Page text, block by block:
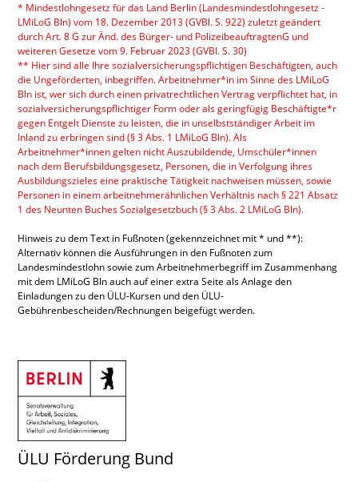
* Mindestlohngesetz für das Land Berlin (Landesmindestlohngesetz -
LMiLoG Bln) vom 18. Dezember 2013 (GVBl. S. 922) zuletzt geändert
durch Art. 8 G zur Änd. des Bürger- und PolizeibeauftragtenG und
weiteren Gesetze vom 9. Februar 2023 (GVBl. S. 30)
** Hier sind alle Ihre sozialversicherungspflichtigen Beschäftigten, auch
die Ungeförderten, inbegriffen. Arbeitnehmer*in im Sinne des LMiLoG
Bln ist, wer sich durch einen privatrechtlichen Vertrag verpflichtet hat, in
sozialversicherungspflichtiger Form oder als geringfügig Beschäftigte*r
gegen Entgelt Dienste zu leisten, die in unselbstständiger Arbeit im
Inland zu erbringen sind (§ 3 Abs. 1 LMiLoG Bln). Als
Arbeitnehmer*innen gelten nicht Auszubildende, Umschüler*innen
nach dem Berufsbildungsgesetz, Personen, die in Verfolgung ihres
Ausbildungszieles eine praktische Tätigkeit nachweisen müssen, sowie
Personen in einem arbeitnehmerähnlichen Verhältnis nach § 221 Absatz
1 des Neunten Buches Sozialgesetzbuch (§ 3 Abs. 2 LMiLoG Bln).
Hinweis zu dem Text in Fußnoten (gekennzeichnet mit * und **):
Alternativ können die Ausführungen in den Fußnoten zum
Landesmindestlohn sowie zum Arbeitnehmerbegriff im Zusammenhang
mit dem LMiLoG Bln auch auf einer extra Seite als Anlage den
Einladungen zu den ÜLU-Kursen und den ÜLU-
Gebührenbescheiden/Rechnungen beigefügt werden.
ÜLU Förderung Bund